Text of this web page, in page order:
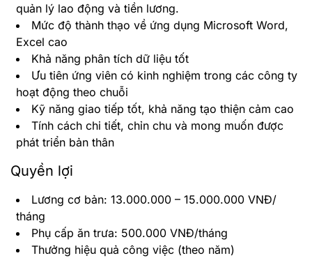
quản lý lao động và tiền lương.
Mức độ thành thạo về ứng dụng Microsoft Word,
Excel cao
Khả năng phân tích dữ liệu tốt
Ưu tiên ứng viên có kinh nghiệm trong các công ty
hoạt động theo chuỗi
Kỹ năng giao tiếp tốt, khả năng tạo thiện cảm cao
Tính cách chi tiết, chỉn chu và mong muốn được
phát triển bản thân
Quyền lợi
Lương cơ bản: 13.000.000 – 15.000.000 VNĐ/
tháng
Phụ cấp ăn trưa: 500.000 VNĐ/tháng
Thưởng hiệu quả công việc (theo năm)